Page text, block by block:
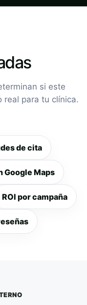
si este
real para tu clínica.
de cita
Google Maps
ROI por campaña